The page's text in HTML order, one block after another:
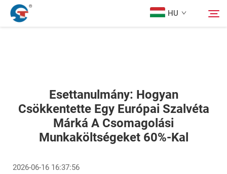
HU
Tervezési Eset
Esettanulmány: Hogyan
Csökkentette Egy Európai Szalvéta
Márká A Csomagolási
Munkaköltségeket 60%-Kal
2026-06-16 16:37:56